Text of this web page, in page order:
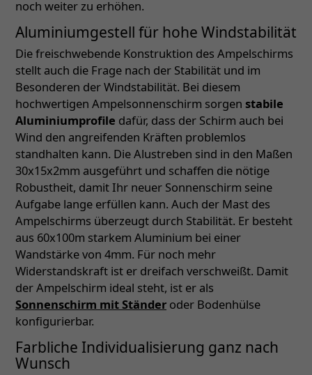
noch weiter zu erhöhen.
Aluminiumgestell für hohe Windstabilität
Die freischwebende Konstruktion des Ampelschirms
stellt auch die Frage nach der Stabilität und im
Besonderen der Windstabilität. Bei diesem
hochwertigen Ampelsonnenschirm sorgen stabile
Aluminiumprofile dafür, dass der Schirm auch bei
Wind den angreifenden Kräften problemlos
standhalten kann. Die Alustreben sind in den Maßen
30x15x2mm ausgeführt und schaffen die nötige
Robustheit, damit Ihr neuer Sonnenschirm seine
Aufgabe lange erfüllen kann. Auch der Mast des
Ampelschirms überzeugt durch Stabilität. Er besteht
aus 60x100m starkem Aluminium bei einer
Wandstärke von 4mm. Für noch mehr
Widerstandskraft ist er dreifach verschweißt. Damit
der Ampelschirm ideal steht, ist er als
Sonnenschirm mit Ständer oder Bodenhülse
konfigurierbar.
Farbliche Individualisierung ganz nach
Wunsch